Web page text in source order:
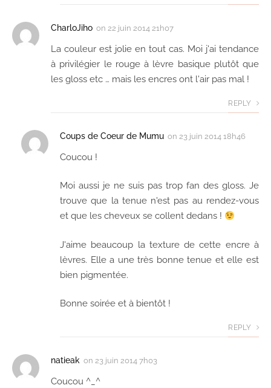
CharloJiho on 22 juin 2014 21h07
La couleur est jolie en tout cas. Moi j'ai tendance
à privilégier le rouge à lèvre basique plutôt que
les gloss etc … mais les encres ont l'air pas mal !
REPLY
Coups de Coeur de Mumu on 23 juin 2014 18h46
Coucou !
Moi aussi je ne suis pas trop fan des gloss. Je
trouve que la tenue n'est pas au rendez-vous
et que les cheveux se collent dedans !
J'aime beaucoup la texture de cette encre à
lèvres. Elle a une très bonne tenue et elle est
bien pigmentée.
Bonne soirée et à bientôt !
REPLY
natieak on 23 juin 2014 7h03
Coucou ^_^